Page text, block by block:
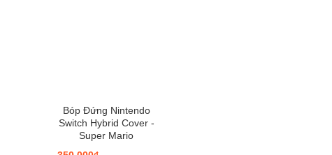
Bóp Đứng Nintendo
Switch Hybrid Cover -
Super Mario